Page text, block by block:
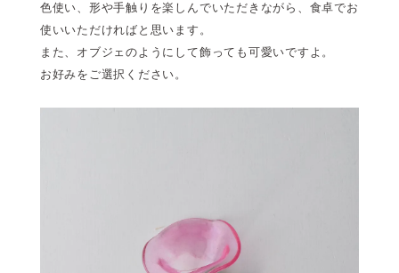
色使い、形や手触りを楽しんでいただきながら、食卓でお
使いいただければと思います。
また、オブジェのようにして飾っても可愛いですよ。
お好みをご選択ください。